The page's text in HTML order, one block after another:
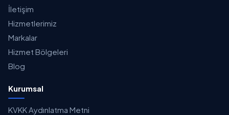
İletişim
Hizmetlerimiz
Markalar
Hizmet Bölgeleri
Blog
Kurumsal
KVKK Aydınlatma Metni